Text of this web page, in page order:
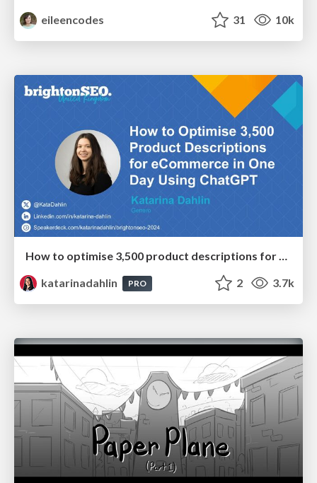
eileencodes
31 10k
How to optimise 3,500 product descriptions for ecommerce in one day using ChatGPT
katarinadahlin
PRO 2 3.7k